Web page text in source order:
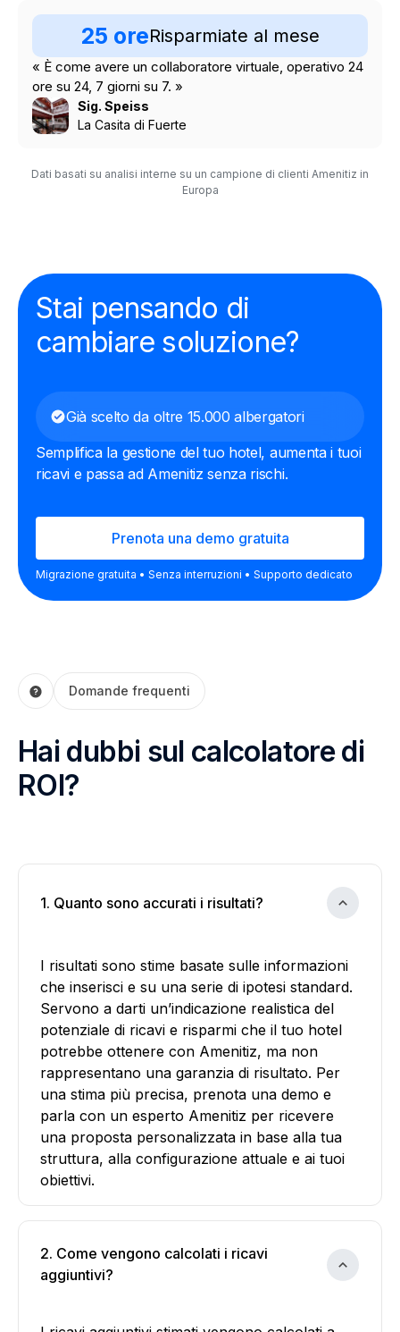
25 oreRisparmiate al mese
« È come avere un collaboratore virtuale, operativo 24
ore su 24, 7 giorni su 7. »
Sig. Speiss
La Casita di Fuerte
Dati basati su analisi interne su un campione di clienti Amenitiz in
Europa
Stai pensando di
cambiare soluzione?
Già scelto da oltre 15.000 albergatori
Semplifica la gestione del tuo hotel, aumenta i tuoi
ricavi e passa ad Amenitiz senza rischi.
Prenota una demo gratuita
Migrazione gratuita • Senza interruzioni • Supporto dedicato
Domande frequenti
Hai dubbi sul calcolatore di
ROI?
1. Quanto sono accurati i risultati?
I risultati sono stime basate sulle informazioni
che inserisci e su una serie di ipotesi standard.
Servono a darti un’indicazione realistica del
potenziale di ricavi e risparmi che il tuo hotel
potrebbe ottenere con Amenitiz, ma non
rappresentano una garanzia di risultato. Per
una stima più precisa, prenota una demo e
parla con un esperto Amenitiz per ricevere
una proposta personalizzata in base alla tua
struttura, alla configurazione attuale e ai tuoi
obiettivi.
2. Come vengono calcolati i ricavi
aggiuntivi?